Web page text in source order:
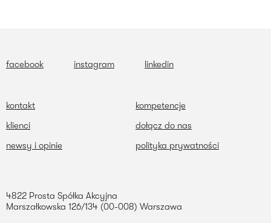
facebook instagram linkedin
kontakt
kompetencje
klienci
dołącz do nas
newsy i opinie
polityka prywatności
4822 Prosta Spółka Akcyjna
Marszałkowska 126/134 (00-008) Warszawa